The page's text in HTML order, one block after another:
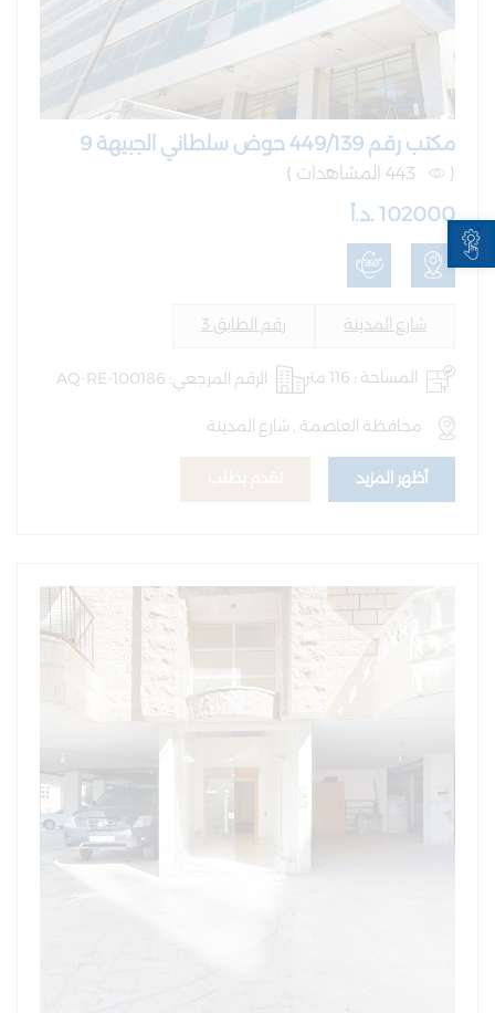
Open toolbar
مكتب رقم 449/139 حوض سلطاني الجبيهة 9
(
102000 .د.أ
شارع المدينة رقم الطابق 3
المساحة : 116 متر
الرقم المرجعي: AQ-RE-100186
محافظة العاصمة , شارع المدينة
أظهر المزيد